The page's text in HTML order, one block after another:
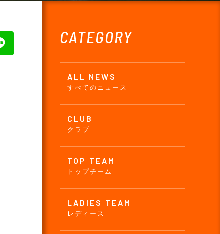
CATEGORY
ALL NEWS
すべてのニュース
CLUB
クラブ
TOP TEAM
トップチーム
LADIES TEAM
レディース